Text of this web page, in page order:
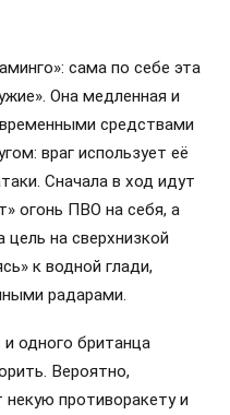
сама по себе эта
Она медленная и
средствами
враг использует её
Сначала в ход идут
огонь ПВО на себя, а
на сверхнизкой
к водной глади,
радарами.
одного британца
Вероятно,
противоракету и